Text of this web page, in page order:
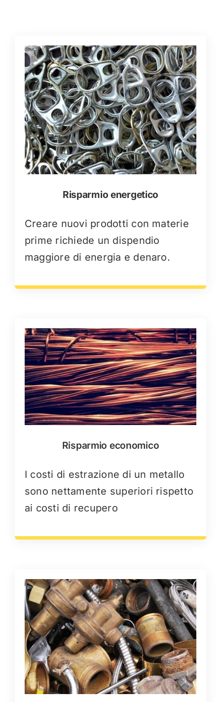
Risparmio energetico
Creare nuovi prodotti con materie
prime richiede un dispendio
maggiore di energia e denaro.
Risparmio economico
I costi di estrazione di un metallo
sono nettamente superiori rispetto
ai costi di recupero